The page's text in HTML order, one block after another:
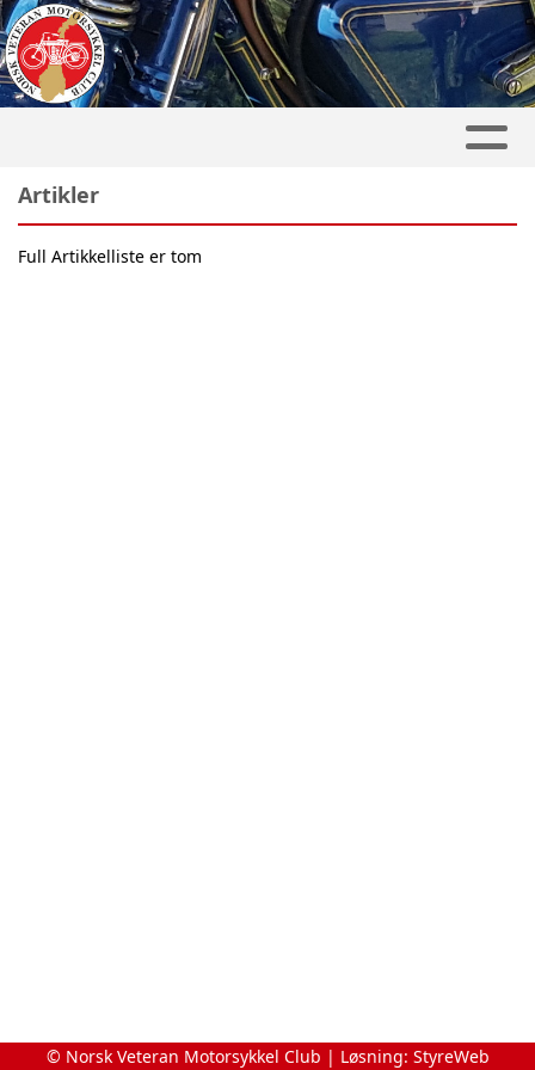
Artikler
Full Artikkelliste er tom
© Norsk Veteran Motorsykkel Club | Løsning: StyreWeb